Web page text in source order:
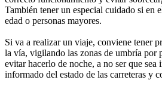
También tener un especial cuidado si en
edad o personas mayores.
Si va a realizar un viaje, conviene tener
la vía, vigilando las zonas de umbría por
evitar hacerlo de noche, a no ser que sea
informado del estado de las carreteras y